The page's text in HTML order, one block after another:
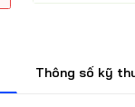
Thông số kỹ